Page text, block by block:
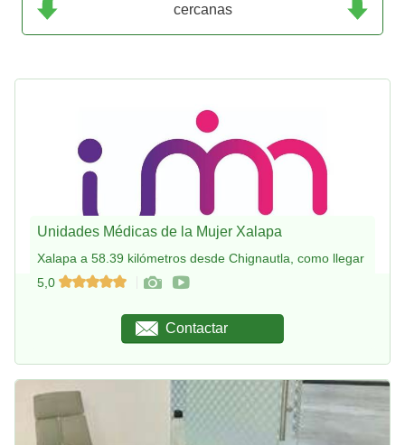
cercanas
Unidades Médicas de la Mujer Xalapa
Xalapa a 58.39 kilómetros desde Chignautla, como llegar
5,0
Contactar